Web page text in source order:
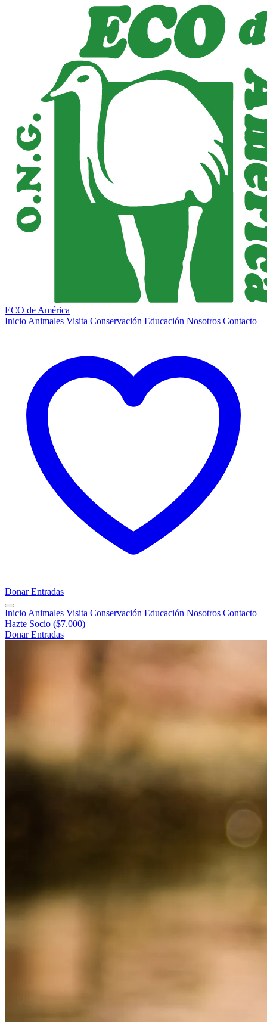
ECO de América
Inicio Animales Visita Conservación Educación Nosotros Contacto
DonarEntradas
Inicio Animales Visita Conservación Educación Nosotros Contacto
Hazte Socio ($7.000)
DonarEntradas